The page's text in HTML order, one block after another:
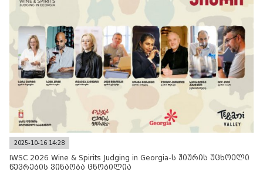
2025-10-16 14:28
IWSC 2026 Wine & Spirits Judging in Georgia-ს ჟიურის უცხოელი
წევრების ვინაობა ცნობილია